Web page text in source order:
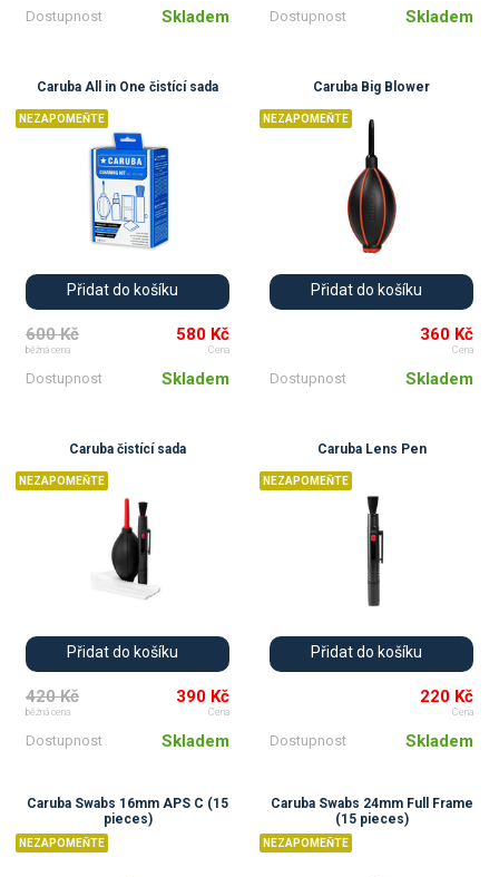
Dostupnost Skladem Dostupnost Skladem
Caruba All in One čistící sada
NEZAPOMEŇTE
Přidat do košíku
600 Kč
běžná cena
580 Kč
Cena
Dostupnost Skladem
Caruba Big Blower
NEZAPOMEŇTE
Přidat do košíku
360 Kč
Cena
Dostupnost Skladem
Caruba čistící sada
NEZAPOMEŇTE
Přidat do košíku
420 Kč
běžná cena
390 Kč
Cena
Dostupnost Skladem
Caruba Lens Pen
NEZAPOMEŇTE
Přidat do košíku
220 Kč
Cena
Dostupnost Skladem
Caruba Swabs 16mm APS C (15
pieces)
NEZAPOMEŇTE
Caruba Swabs 24mm Full Frame
(15 pieces)
NEZAPOMEŇTE